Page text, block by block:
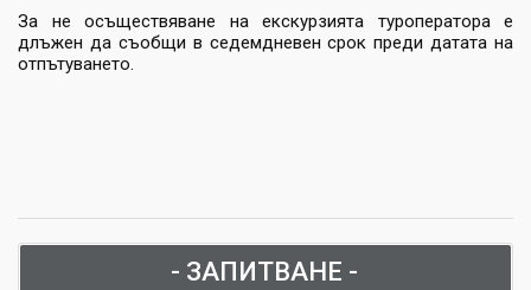
За не осъществяване на екскурзията туроператора е
длъжен да съобщи в седемдневен срок преди датата на
отпътуването.
- ЗАПИТВАНЕ -